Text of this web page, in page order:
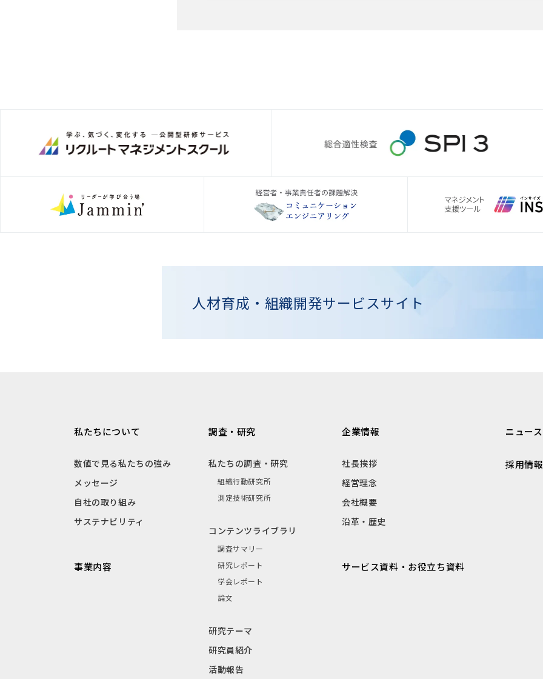
人材育成・組織開発サービスサイト
私たちについて
数値で見る私たちの強み
メッセージ
自社の取り組み
サステナビリティ
事業内容
調査・研究
私たちの調査・研究
組織行動研究所
測定技術研究所
コンテンツライブラリ
調査サマリー
研究レポート
学会レポート
論文
研究テーマ
研究員紹介
活動報告
企業情報
社長挨拶
経営理念
会社概要
沿革・歴史
サービス資料・お役立ち資料
ニュース
採用情報